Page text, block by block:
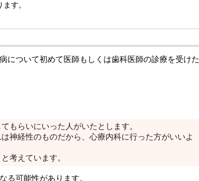
す。
について初めて医師もしくは歯科医師の診療を受けた
もらいにいった人がいたとします。
神経性のものだから、心療内科に行った方がいいよ
考えています。
る可能性があります。